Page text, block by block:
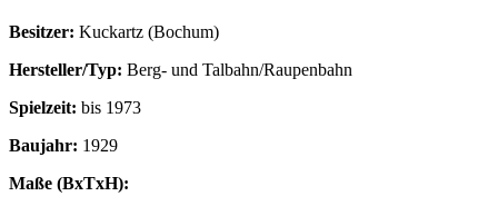
Besitzer: Kuckartz (Bochum)
Hersteller/Typ: Berg- und Talbahn/Raupenbahn
Spielzeit: bis 1973
Baujahr: 1929
Maße (BxTxH):